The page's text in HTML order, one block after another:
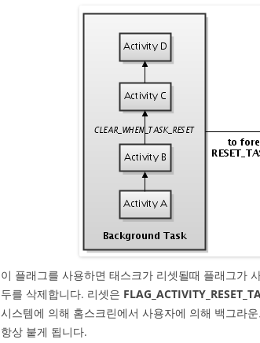
이 플래그를 사용하면 태스크가 리셋될때 플래그가
두를 삭제합니다. 리셋은
시스템에 의해 홈스크린에서 사용자에 의해 백그라
항상 붙게 됩니다.